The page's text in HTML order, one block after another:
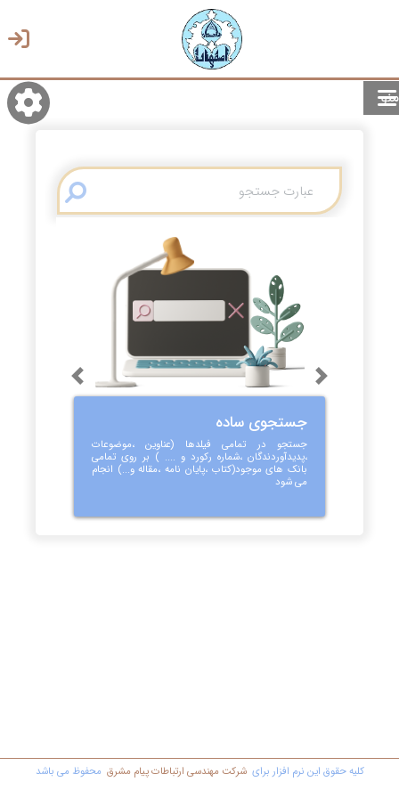
منو
انتخاب زبان
جستجوی ساده
جستجو در تمامی فیلدها (عناوین ،موضوعات
،پدیدآوردندگان ،شماره رکورد و .... ) بر روی تمامی
بانک های موجود(کتاب ،پایان نامه ،مقاله و...) انجام
می شود
Previous Next
کليه حقوق اين نرم افزار برای شرکت مهندسي ارتباطات پیام مشرق محفوظ مي باشد